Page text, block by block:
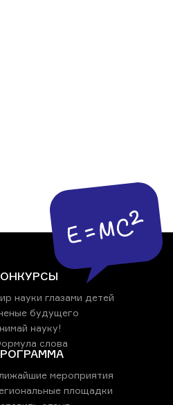
науки глазами детей
будущего
науку!
слова
мероприятия
площадки